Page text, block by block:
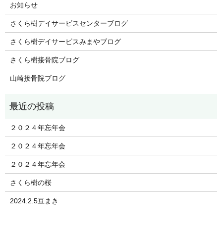
お知らせ
さくら樹デイサービスセンターブログ
さくら樹デイサービスみまやブログ
さくら樹接骨院ブログ
山崎接骨院ブログ
２０２４年忘年会
２０２４年忘年会
２０２４年忘年会
さくら樹の桜
2024.2.5豆まき